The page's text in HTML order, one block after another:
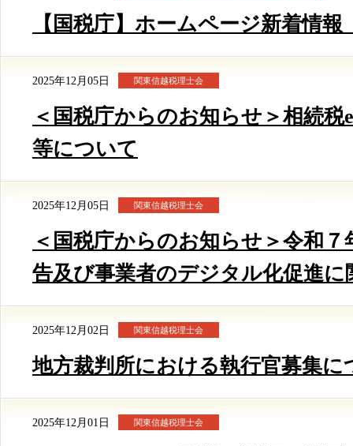
【国税庁】ホームページ新着情報
2025年12月05日 関東信越税理士会
＜国税庁からのお知らせ＞相続税
等について
2025年12月05日 関東信越税理士会
＜国税庁からのお知らせ＞令和
告及び事業者のデジタル化促進
2025年12月02日 関東信越税理士会
地方裁判所における執行官募集に
2025年12月01日 関東信越税理士会